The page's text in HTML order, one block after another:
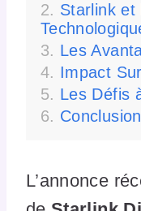
Starlink et
Les
Impact
Les Défis
Conclusion
L’annonce